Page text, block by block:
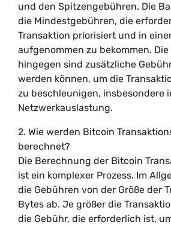
und den Spitzengebühren. Die
die Mindestgebühren, die
Transaktion priorisiert und in
aufgenommen zu bekommen.
hingegen sind zusätzliche
werden können, um die
zu beschleunigen, insbesondere
Netzwerkauslastung.
2. Wie werden Bitcoin
berechnet?
Die Berechnung der Bitcoin
ist ein komplexer Prozess. Im
die Gebühren von der Größe der
Bytes ab. Je größer die
die Gebühr, die erforderlich ist,